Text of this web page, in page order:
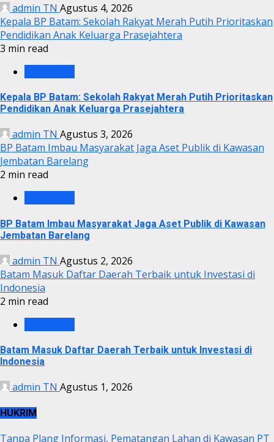
admin TN Agustus 4, 2026
Kepala BP Batam: Sekolah Rakyat Merah Putih Prioritaskan
Pendidikan Anak Keluarga Prasejahtera
3 min read
Kepala BP Batam: Sekolah Rakyat Merah Putih Prioritaskan
Pendidikan Anak Keluarga Prasejahtera
admin TN Agustus 3, 2026
BP Batam Imbau Masyarakat Jaga Aset Publik di Kawasan
Jembatan Barelang
2 min read
BP Batam Imbau Masyarakat Jaga Aset Publik di Kawasan
Jembatan Barelang
admin TN Agustus 2, 2026
Batam Masuk Daftar Daerah Terbaik untuk Investasi di
Indonesia
2 min read
Batam Masuk Daftar Daerah Terbaik untuk Investasi di
Indonesia
admin TN Agustus 1, 2026
HUKRIM
Tanpa Plang Informasi, Pematangan Lahan di Kawasan PT